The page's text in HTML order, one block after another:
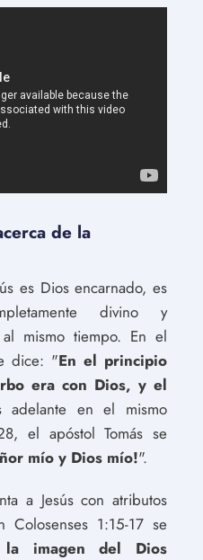
de la
es Dios encarnado, es
divino y
al mismo tiempo. En el
dice: "En el principio
era con Dios, y el
adelante en el mismo
el apóstol Tomás se
mío y Dios mío!".
a Jesús con atributos
1:15-17 se
la imagen del Dios